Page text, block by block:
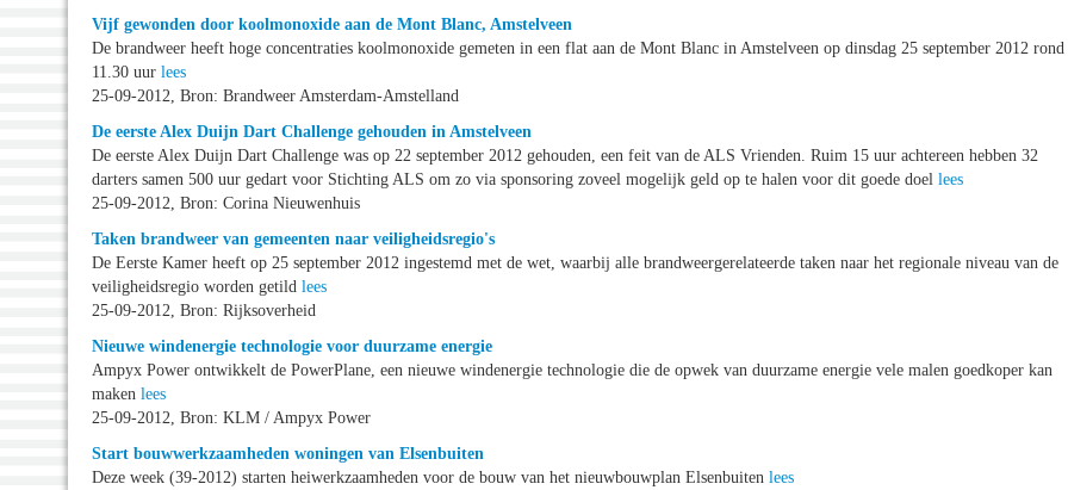
Vijf gewonden door koolmonoxide aan de Mont Blanc, Amstelveen
De brandweer heeft hoge concentraties koolmonoxide gemeten in een flat aan de Mont Blanc in Amstelveen op dinsdag 25 september 2012 rond
11.30 uur lees
25-09-2012, Bron: Brandweer Amsterdam-Amstelland
De eerste Alex Duijn Dart Challenge gehouden in Amstelveen
De eerste Alex Duijn Dart Challenge was op 22 september 2012 gehouden, een feit van de ALS Vrienden. Ruim 15 uur achtereen hebben 32
darters samen 500 uur gedart voor Stichting ALS om zo via sponsoring zoveel mogelijk geld op te halen voor dit goede doel lees
25-09-2012, Bron: Corina Nieuwenhuis
Taken brandweer van gemeenten naar veiligheidsregio's
De Eerste Kamer heeft op 25 september 2012 ingestemd met de wet, waarbij alle brandweergerelateerde taken naar het regionale niveau van de
veiligheidsregio worden getild lees
25-09-2012, Bron: Rijksoverheid
Nieuwe windenergie technologie voor duurzame energie
Ampyx Power ontwikkelt de PowerPlane, een nieuwe windenergie technologie die de opwek van duurzame energie vele malen goedkoper kan
maken lees
25-09-2012, Bron: KLM / Ampyx Power
Start bouwwerkzaamheden woningen van Elsenbuiten
Deze week (39-2012) starten heiwerkzaamheden voor de bouw van het nieuwbouwplan Elsenbuiten lees